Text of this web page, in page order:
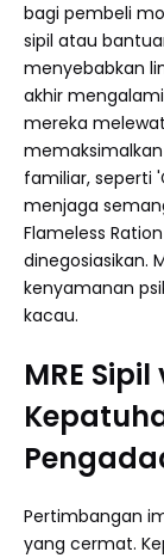
bagi pembeli
sipil atau
menyebabkan
akhir
mereka
familiar, seperti
menjaga
Flameless
dinegosiasikan.
kenyamanan
kacau.
MRE
Pertimbangan
yang cermat.